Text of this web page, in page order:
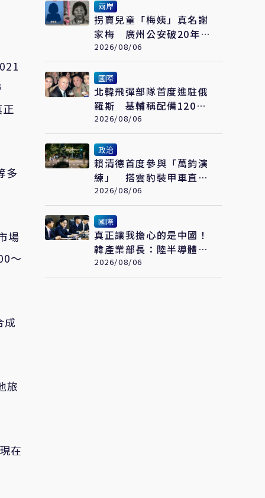
多
場
～
成
旅
在
兩岸
拐賣兒童「梅姨」真名謝
家梅 廣州公安破20年大
案
2026/08/06
國際
北韓飛彈部隊首度進駐俄
羅斯 基輔稱配備120枚
彈道飛彈將攻擊烏克蘭
2026/08/06
政治
賴清德首度參與「萬鈞演
練」 搭雲豹裝甲車直奔
衡山指揮所
2026/08/06
國際
真正讓我擔心的是中國！
韓產業部長：陸半導體投
入速度驚人 三星、SK海
力士恐失領先優勢
2026/08/06